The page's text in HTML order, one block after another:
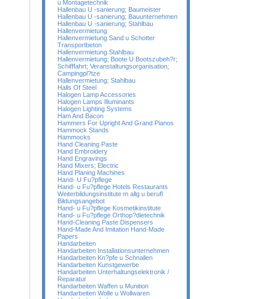
u Montagetechnik
Hallenbau U -sanierung; Baumeister
Hallenbau U -sanierung; Bauunternehmen
Hallenbau U -sanierung; Stahlbau
Hallenvermietung
Hallenvermietung Sand u Schotter
Transportbeton
Hallenvermietung Stahlbau
Hallenvermietung; Boote U Bootszubeh?r;
Schifffahrt; Veranstaltungsorganisation;
Campingpl?tze
Hallenvermietung; Stahlbau
Halls Of Steel
Halogen Lamp Accessories
Halogen Lamps Illuminants
Halogen Lighting Systems
Ham And Bacon
Hammers For Upright And Grand Pianos
Hammock Stands
Hammocks
Hand Cleaning Paste
Hand Embroidery
Hand Engravings
Hand Mixers; Electric
Hand Planing Machines
Hand- U Fu?pflege
Hand- u Fu?pflege Hotels Restaurants
Weiterbildungsinstitute m allg u berufl
Bildungsangebot
Hand- u Fu?pflege Kosmetikinstitute
Hand- u Fu?pflege Orthop?dietechnik
Hand-Cleaning Paste Dispensers
Hand-Made And Imitation Hand-Made
Papers
Handarbeiten
Handarbeiten Installationsunternehmen
Handarbeiten Kn?pfe u Schnallen
Handarbeiten Kunstgewerbe
Handarbeiten Unterhaltungselektronik /
Reparatur
Handarbeiten Waffen u Munition
Handarbeiten Wolle u Wollwaren